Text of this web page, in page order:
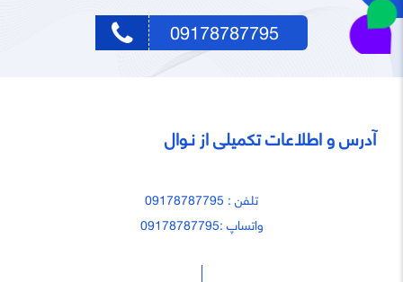
09178787795
آدرس و اطلاعات تکمیلی از نـوال
تلفن : 09178787795
واتساپ :09178787795